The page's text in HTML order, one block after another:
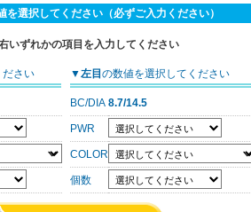
を選択してください（必ずご入力ください）
いずれかの項目を入力してください
ださい ▼左目の数値を選択してください
BC/DIA 8.7/14.5
PWR
COLOR
個数